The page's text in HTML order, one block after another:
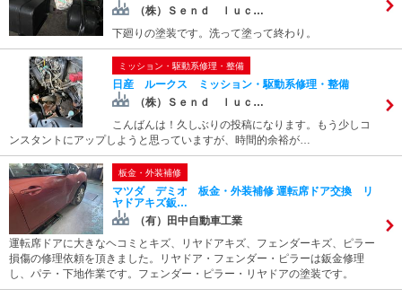
（株）Ｓｅｎｄ ｌｕｃ…
下廻りの塗装です。洗って塗って終わり。
ミッション・駆動系修理・整備
日産 ルークス ミッション・駆動系修理・整備
（株）Ｓｅｎｄ ｌｕｃ…
こんばんは！久しぶりの投稿になります。もう少しコ
ンスタントにアップしようと思っていますが、時間的余裕が…
板金・外装補修
マツダ デミオ 板金・外装補修 運転席ドア交換 リ
ヤドアキズ鈑…
（有）田中自動車工業
運転席ドアに大きなヘコミとキズ、リヤドアキズ、フェンダーキズ、ピラー
損傷の修理依頼を頂きました。リヤドア・フェンダー・ピラーは鈑金修理
し、パテ・下地作業です。フェンダー・ピラー・リヤドアの塗装です。